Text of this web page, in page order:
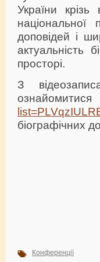
України крізь
національної
доповідей і
актуальність
просторі.
З
біографічних
Конференції